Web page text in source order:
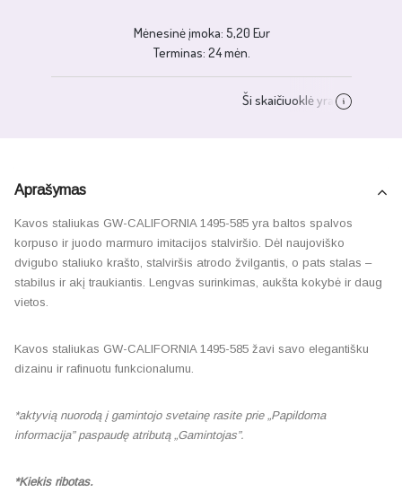
Aprašymas
Kavos staliukas GW-CALIFORNIA 1495-585 yra baltos spalvos
korpuso ir juodo marmuro imitacijos stalviršio. Dėl naujoviško
dvigubo staliuko krašto, stalviršis atrodo žvilgantis, o pats stalas –
stabilus ir akį traukiantis. Lengvas surinkimas, aukšta kokybė ir daug
vietos.
Kavos staliukas GW-CALIFORNIA 1495-585 žavi savo elegantišku
dizainu ir rafinuotu funkcionalumu.
*aktyvią nuorodą į gamintojo svetainę rasite prie „Papildoma
informacija” paspaudę atributą „Gamintojas”.
*Kiekis ribotas.